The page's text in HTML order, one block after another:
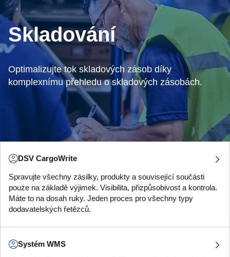
Skladování
Optimalizujte tok skladových zásob díky
komplexnímu přehledu o skladových zásobách.
DSV CargoWrite
Spravujte všechny zásilky, produkty a související součásti
pouze na základě výjimek. Visibilita, přizpůsobivost a kontrola.
Máte to na dosah ruky. Jeden proces pro všechny typy
dodavatelských řetězců.
Systém WMS